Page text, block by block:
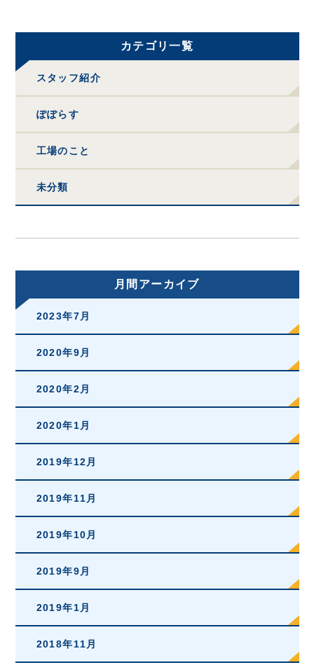
カテゴリ一覧
スタッフ紹介
ぽぽらす
工場のこと
未分類
月間アーカイブ
2023年7月
2020年9月
2020年2月
2020年1月
2019年12月
2019年11月
2019年10月
2019年9月
2019年1月
2018年11月